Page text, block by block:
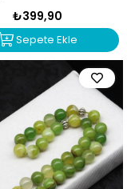
₺399,90
Sepete Ekle